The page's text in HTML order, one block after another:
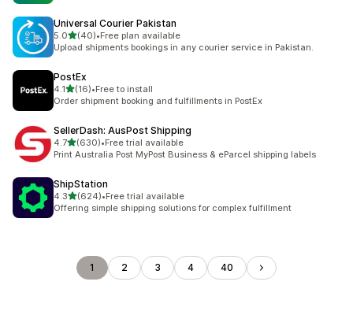
Universal Courier Pakistan
5.05つ星中
(40)
合計レビュー数：40件
•Free plan available
Upload shipments bookings in any courier service in Pakistan.
PostEx
4.15つ星中
(16)
合計レビュー数：16件
•Free to install
Order shipment booking and fulfillments in PostEx
SellerDash: AusPost Shipping
4.75つ星中
(630)
合計レビュー数：630件
•Free trial available
Print Australia Post MyPost Business & eParcel shipping labels
ShipStation
4.35つ星中
(624)
合計レビュー数：624件
•Free trial available
Offering simple shipping solutions for complex fulfillment
1 2 3 4 40